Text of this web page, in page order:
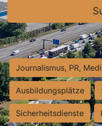
Journalismus, PR,
Ausbildungsplätze
Sicherheitsdienste